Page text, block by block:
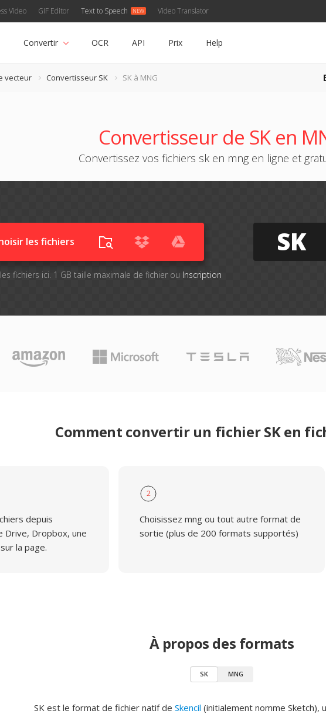
Video GIF Editor Text to Speech Video Translator
Convertir OCR API Prix Help
vecteur Convertisseur SK SK à MNG
Convertisseur de SK en
Convertissez vos fichiers sk en mng en ligne et
les fichiers
fichiers ici. 1 GB taille maximale de fichier ou Inscription
SK
Comment convertir un fichier SK en
depuis
Drive, Dropbox, une
la page.
2
Choisissez mng ou tout autre format de
sortie (plus de 200 formats supportés)
À propos des formats
SK MNG
SK est le format de fichier natif de Skencil (initialement nomme Sketch),